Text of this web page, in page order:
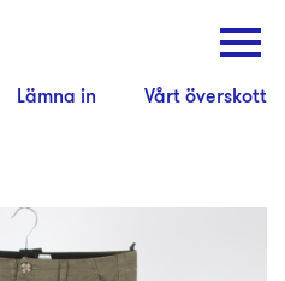
Lämna in Vårt överskott